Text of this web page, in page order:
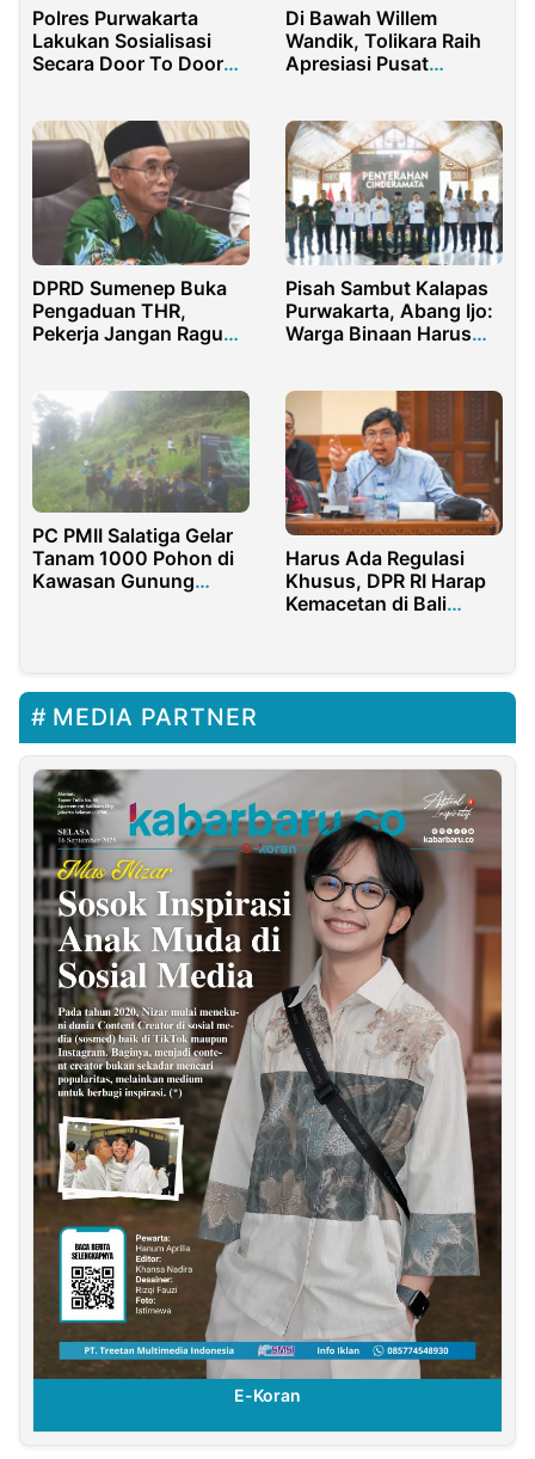
Polres Purwakarta
Lakukan Sosialisasi
Secara Door To Door
Di Bawah Willem
Wandik, Tolikara Raih
Apresiasi Pusat
DPRD Sumenep Buka
Pengaduan THR,
Pekerja Jangan Ragu
Pisah Sambut Kalapas
Purwakarta, Abang Ijo:
Warga Binaan Harus
PC PMII Salatiga Gelar
Tanam 1000 Pohon di
Kawasan Gunung
Harus Ada Regulasi
Khusus, DPR RI Harap
Kemacetan di Bali
MEDIA PARTNER
E-Koran